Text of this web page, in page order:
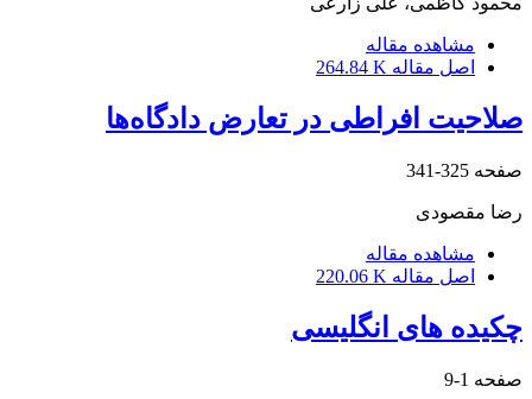
مشاهده مقاله
اصل مقاله 264.84 K
صلاحیت افراطی در تعارض دادگاه‌ها
صفحه 325-341
رضا مقصودی
مشاهده مقاله
اصل مقاله 220.06 K
چکیده های انگلیسی
صفحه 1-9